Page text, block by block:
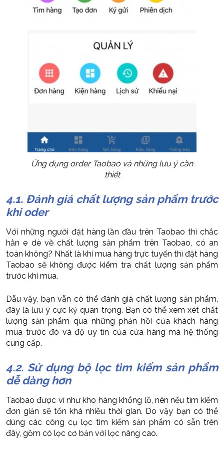
Ứng dụng order Taobao và những lưu ý cần
thiết
4.1. Đánh giá chất lượng sản phẩm trước
khi oder
Với những người đặt hàng lần đầu trên Taobao thì chắc
hẳn e dè về chất lượng sản phẩm trên Taobao, có an
toàn không? Nhất là khi mua hàng trực tuyến thì đặt hàng
Taobao sẽ không được kiểm tra chất lượng sản phẩm
trước khi mua.
Dẫu vậy, bạn vẫn có thể đánh giá chất lượng sản phẩm,
đây là lưu ý cực kỳ quan trọng. Bạn có thể xem xét chất
lượng sản phẩm qua những phản hồi của khách hàng
mua trước đó và độ uy tín của cửa hàng mà hệ thống
cung cấp.
4.2. Sử dụng bộ lọc tìm kiếm sản phẩm
dễ dàng hơn
Taobao được ví như kho hàng khổng lồ, nên nếu tìm kiếm
đơn giản sẽ tốn khá nhiều thời gian. Do vậy bạn có thể
dùng các công cụ lọc tìm kiếm sản phẩm có sẵn trên
đây, gồm có lọc cơ bản với lọc nâng cao.